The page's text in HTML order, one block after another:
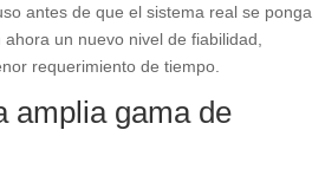
antes de que el sistema real se ponga
un nuevo nivel de fiabilidad,
requerimiento de tiempo.
amplia gama de